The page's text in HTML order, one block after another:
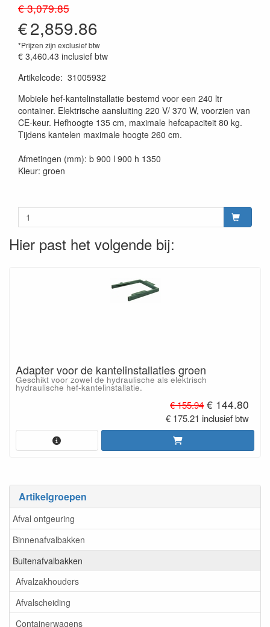
Artikelgroepen
Afval ontgeuring
Binnenafvalbakken
Buitenafvalbakken
Afvalzakhouders
Afvalscheiding
Containerwagens
€ 3,079.85
€2,859.86
*Prijzen zijn exclusief btw
€ 3,460.43 inclusief btw
Artikelcode: 31005932
Mobiele hef-kantelinstallatie bestemd voor een 240 ltr
container. Elektrische aansluiting 220 V/ 370 W, voorzien van
CE-keur. Hefhoogte 135 cm, maximale hefcapaciteit 80 kg.
Tijdens kantelen maximale hoogte 260 cm.
Afmetingen (mm): b 900 l 900 h 1350
Kleur: groen
Hier past het volgende bij:
Adapter voor de kantelinstallaties groen
Geschikt voor zowel de hydraulische als elektrisch
hydraulische hef-kantelinstallatie.
€ 155.94€ 144.80
€ 175.21 inclusief btw